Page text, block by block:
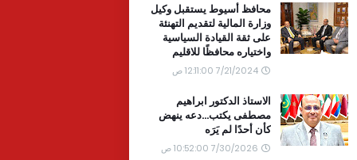
محافظ أسيوط يستقبل وكيل
وزارة المالية لتقديم التهنئة
على ثقة القيادة السياسية
واختياره محافظًا للاقليم
7/21/2024 12:11:00 ص
الاستاذ الدكتور ابراهيم
مصطفى يكتب...دعه ينهض
كأن أحدًا لم يَرَه
7/30/2026 10:52:00 ص